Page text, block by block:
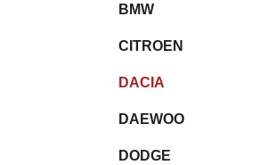
BMW
CITROEN
DACIA
DAEWOO
DODGE